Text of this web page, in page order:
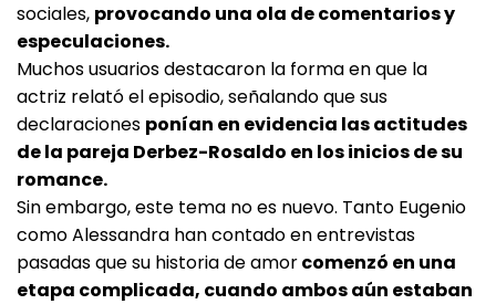
sociales, provocando una ola de comentarios y
especulaciones.
Muchos usuarios destacaron la forma en que la
actriz relató el episodio, señalando que sus
declaraciones ponían en evidencia las actitudes
de la pareja Derbez-Rosaldo en los inicios de su
romance.
Sin embargo, este tema no es nuevo. Tanto Eugenio
como Alessandra han contado en entrevistas
pasadas que su historia de amorcomenzó en una
etapa complicada, cuando ambos aún estaban